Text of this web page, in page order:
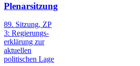
Plenarsitzung
89. Sitzung, ZP
3: Regierungs­
erklärung zur
aktuellen
politischen Lage